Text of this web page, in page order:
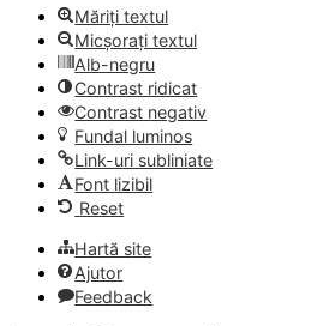
Măriți textul
Micșorați textul
Alb-negru
Contrast ridicat
Contrast negativ
Fundal luminos
Link-uri subliniate
Font lizibil
Reset
Hartă site
Ajutor
Feedback